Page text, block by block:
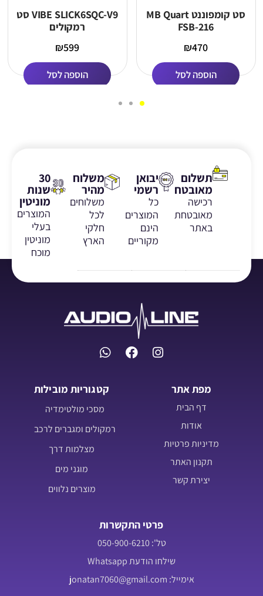
סט קומפוננט MB Quart
FSB-216
₪470
הוספה לסל
VIBE SLICK6SQC-V9 סט
רמקולים
₪599
הוספה לסל
תשלום
מאובטח
רכישה
מאובטחת
באתר
יבואן
רשמי
כל
המוצרים
הינם
מקוריים
משלוח
מהיר
משלוחים
לכל
חלקי
הארץ
30
שנות
מוניטין
המוצרים
בעלי
מוניטין
מוכח
מפת אתר
דף הבית
אודות
מדיניות פרטיות
תקנון האתר
יצירת קשר
קטגוריות מובילות
מסכי מולטימדיה
רמקולים ומגברים לרכב
מצלמות דרך
מוגני מים
מוצרים נלווים
פרטי התקשרות
טל': 050-900-6210
שילחו הודעת Whatsapp
אימייל: jonatan7060@gmail.com